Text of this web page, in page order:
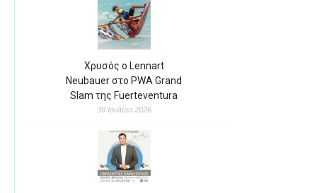
Χρυσός ο Lennart
Neubauer στο PWA Grand
Slam της Fuerteventura
30 Ιουλίου 2026